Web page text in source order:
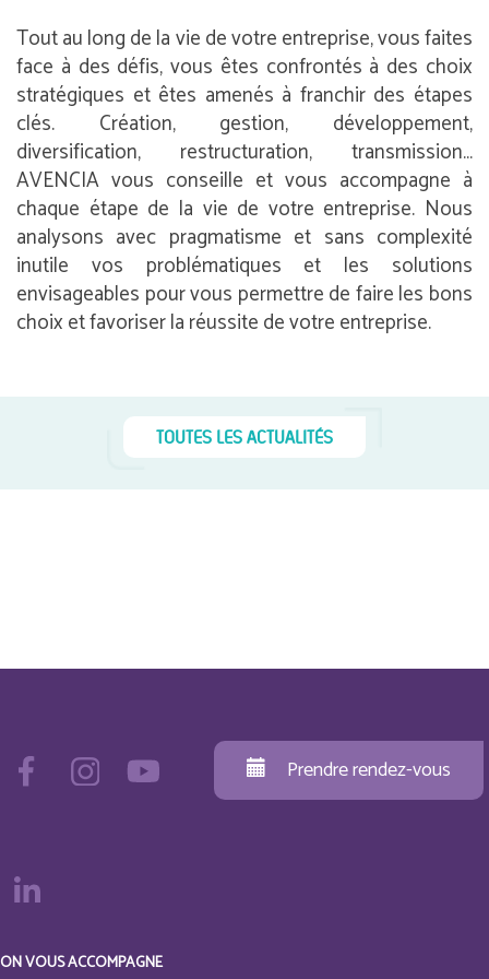
Tout au long de la vie de votre entreprise, vous faites
face à des défis, vous êtes confrontés à des choix
stratégiques et êtes amenés à franchir des étapes
clés. Création, gestion, développement,
diversification, restructuration, transmission…
AVENCIA vous conseille et vous accompagne à
chaque étape de la vie de votre entreprise. Nous
analysons avec pragmatisme et sans complexité
inutile vos problématiques et les solutions
envisageables pour vous permettre de faire les bons
choix et favoriser la réussite de votre entreprise.
TOUTES LES ACTUALITÉS
Prendre rendez-vous
ON VOUS ACCOMPAGNE